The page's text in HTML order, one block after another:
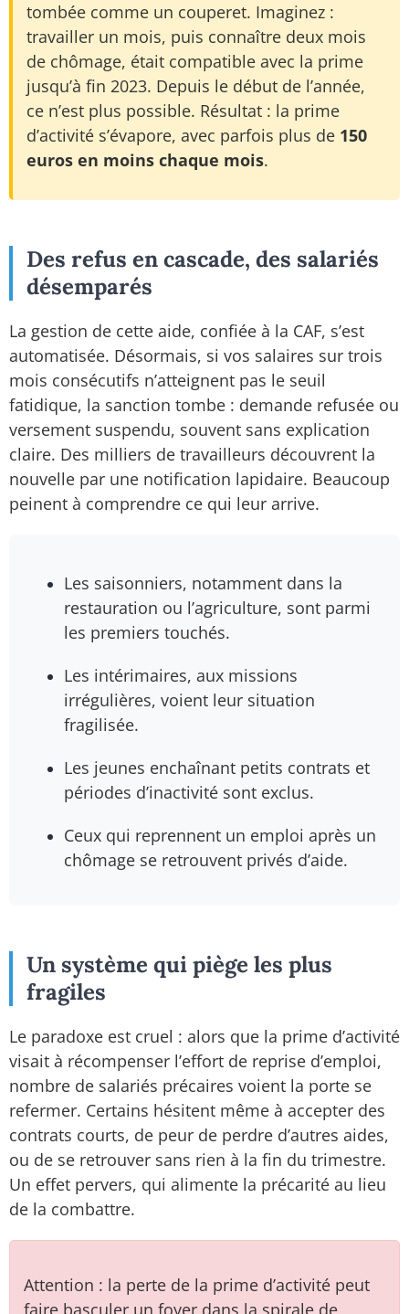
tombée comme un couperet. Imaginez :
travailler un mois, puis connaître deux mois
de chômage, était compatible avec la prime
jusqu’à fin 2023. Depuis le début de l’année,
ce n’est plus possible. Résultat : la prime
d’activité s’évapore, avec parfois plus de 150
euros en moins chaque mois.
Des refus en cascade, des salariés
désemparés
La gestion de cette aide, confiée à la CAF, s’est
automatisée. Désormais, si vos salaires sur trois
mois consécutifs n’atteignent pas le seuil
fatidique, la sanction tombe : demande refusée ou
versement suspendu, souvent sans explication
claire. Des milliers de travailleurs découvrent la
nouvelle par une notification lapidaire. Beaucoup
peinent à comprendre ce qui leur arrive.
Les saisonniers, notamment dans la
restauration ou l’agriculture, sont parmi
les premiers touchés.
Les intérimaires, aux missions
irrégulières, voient leur situation
fragilisée.
Les jeunes enchaînant petits contrats et
périodes d’inactivité sont exclus.
Ceux qui reprennent un emploi après un
chômage se retrouvent privés d’aide.
Un système qui piège les plus
fragiles
Le paradoxe est cruel : alors que la prime d’activité
visait à récompenser l’effort de reprise d’emploi,
nombre de salariés précaires voient la porte se
refermer. Certains hésitent même à accepter des
contrats courts, de peur de perdre d’autres aides,
ou de se retrouver sans rien à la fin du trimestre.
Un effet pervers, qui alimente la précarité au lieu
de la combattre.
Attention : la perte de la prime d’activité peut
faire basculer un foyer dans la spirale de